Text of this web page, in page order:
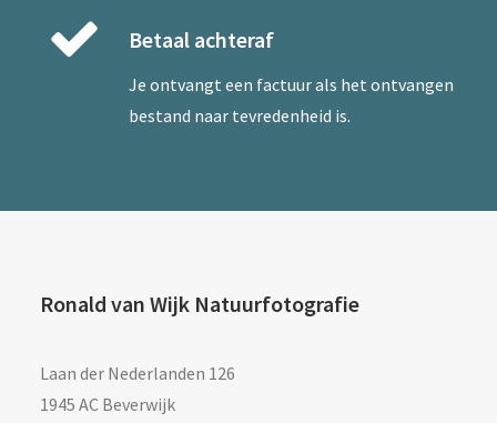
Betaal achteraf
Je ontvangt een factuur als het ontvangen
bestand naar tevredenheid is.
Ronald van Wijk Natuurfotografie
Laan der Nederlanden 126
1945 AC Beverwijk